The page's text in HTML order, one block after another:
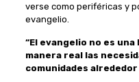
verse como periféricas y
evangelio.
“El evangelio no es
manera real las
comunidades alrededor